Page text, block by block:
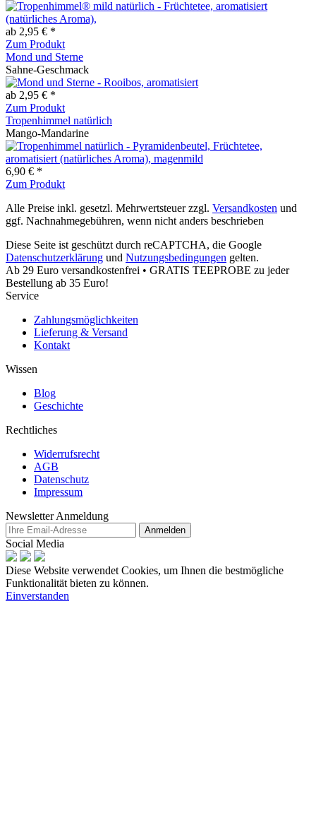
ab 2,95 € *
Zum Produkt
Mond und Sterne
Sahne-Geschmack
ab 2,95 € *
Zum Produkt
Tropenhimmel natürlich
Mango-Mandarine
6,90 € *
Zum Produkt
Alle Preise inkl. gesetzl. Mehrwertsteuer zzgl. Versandkosten und
ggf. Nachnahmegebühren, wenn nicht anders beschrieben
Diese Seite ist geschützt durch reCAPTCHA, die Google
Datenschutzerklärung und Nutzungsbedingungen gelten.
Ab 29 Euro versandkostenfrei • GRATIS TEEPROBE zu jeder
Bestellung ab 35 Euro!
Service
Zahlungsmöglichkeiten
Lieferung & Versand
Kontakt
Wissen
Blog
Geschichte
Rechtliches
Widerrufsrecht
AGB
Datenschutz
Impressum
Newsletter Anmeldung
Anmelden
Social Media
Diese Website verwendet Cookies, um Ihnen die bestmögliche
Funktionalität bieten zu können.
Einverstanden